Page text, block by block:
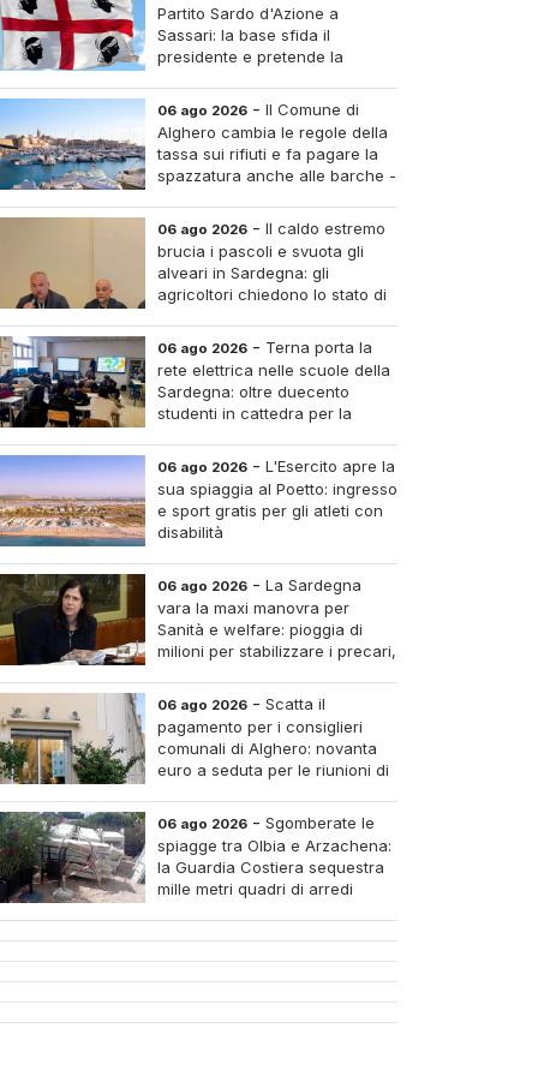
Partito Sardo d'Azione a
Sassari: la base sfida il
presidente e pretende la
06 ago 2026 - Il Comune di
Alghero cambia le regole della
tassa sui rifiuti e fa pagare la
spazzatura anche alle barche -
06 ago 2026 - Il caldo estremo
brucia i pascoli e svuota gli
alveari in Sardegna: gli
agricoltori chiedono lo stato di
06 ago 2026 - Terna porta la
rete elettrica nelle scuole della
Sardegna: oltre duecento
studenti in cattedra per la
06 ago 2026 - L'Esercito apre la
sua spiaggia al Poetto: ingresso
e sport gratis per gli atleti con
disabilità
06 ago 2026 - La Sardegna
vara la maxi manovra per
Sanità e welfare: pioggia di
milioni per stabilizzare i precari,
e assumere infermieri fissi nelle case di riposo.
06 ago 2026 - Scatta il
pagamento per i consiglieri
comunali di Alghero: novanta
euro a seduta per le riunioni di
06 ago 2026 - Sgomberate le
spiagge tra Olbia e Arzachena:
la Guardia Costiera sequestra
mille metri quadri di arredi